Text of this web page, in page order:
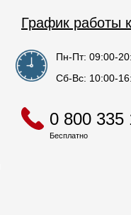
График работы
Пн-Пт: 09:00-
Сб-Вс: 10:00-
0 800 335
Бесплатно